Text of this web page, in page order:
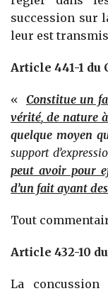
succession sur
leur est
Article 441-1 du
« Constitue un
vérité, de nature
quelque moyen
support
peut avoir pour
d’un fait ayant
Tout
Article 432-10
La